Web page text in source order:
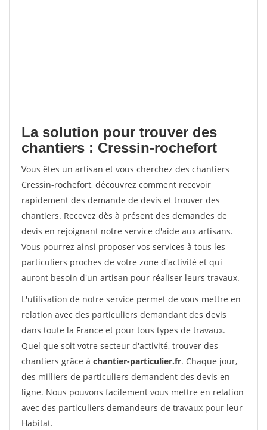
La solution pour trouver des
chantiers : Cressin-rochefort
Vous êtes un artisan et vous cherchez des chantiers
Cressin-rochefort, découvrez comment recevoir
rapidement des demande de devis et trouver des
chantiers. Recevez dès à présent des demandes de
devis en rejoignant notre service d'aide aux artisans.
Vous pourrez ainsi proposer vos services à tous les
particuliers proches de votre zone d'activité et qui
auront besoin d'un artisan pour réaliser leurs travaux.
L'utilisation de notre service permet de vous mettre en
relation avec des particuliers demandant des devis
dans toute la France et pour tous types de travaux.
Quel que soit votre secteur d'activité, trouver des
chantiers grâce à chantier-particulier.fr. Chaque jour,
des milliers de particuliers demandent des devis en
ligne. Nous pouvons facilement vous mettre en relation
avec des particuliers demandeurs de travaux pour leur
Habitat.